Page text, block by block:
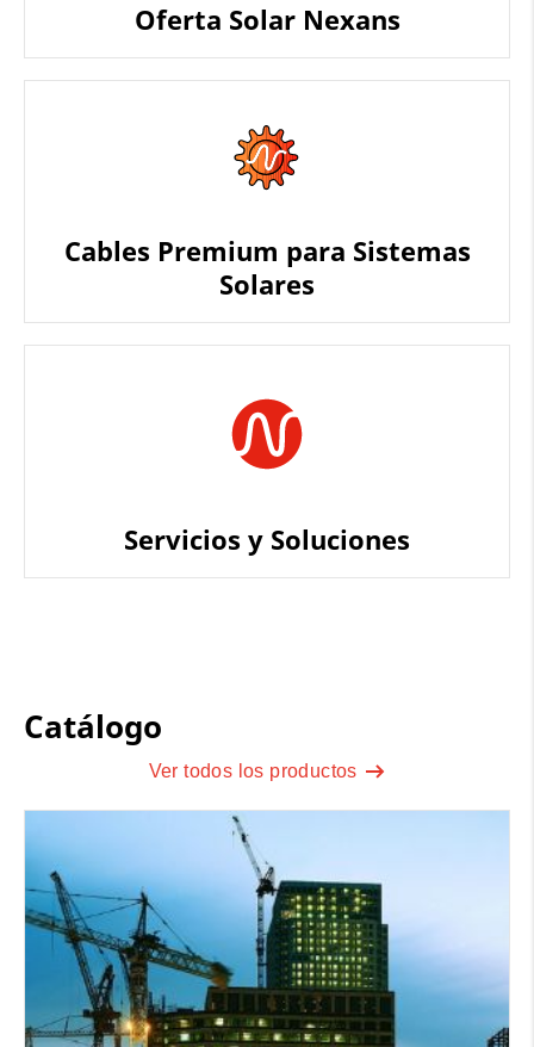
Oferta Solar Nexans
Cables Premium para Sistemas
Solares
Servicios y Soluciones
Catálogo
Ver todos los productos